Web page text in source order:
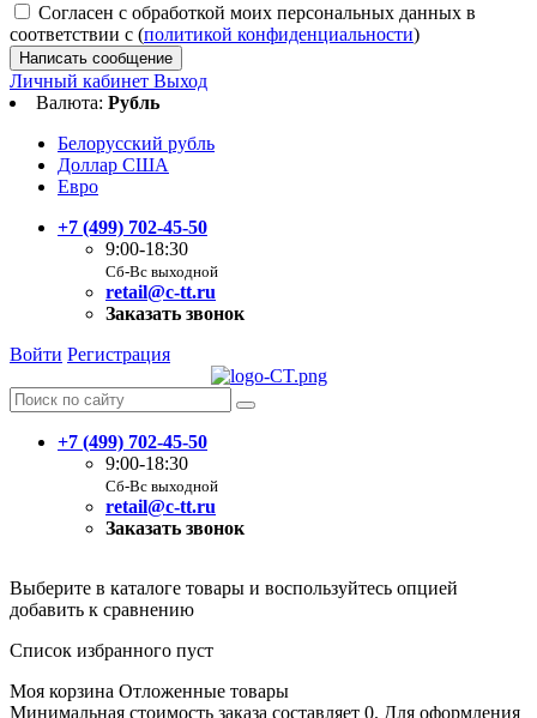
Согласен с обработкой моих персональных данных в
соответствии с (политикой конфиденциальности)
Написать сообщение
Личный кабинет Выход
Валюта: Рубль
Белорусский рубль
Доллар США
Евро
+7 (499) 702-45-50
9:00-18:30
Сб-Вс выходной
retail@c-tt.ru
Заказать звонок
Войти Регистрация
+7 (499) 702-45-50
9:00-18:30
Сб-Вс выходной
retail@c-tt.ru
Заказать звонок
Выберите в каталоге товары и воспользуйтесь опцией
добавить к сравнению
Список избранного пуст
Моя корзина Отложенные товары
Минимальная стоимость заказа составляет 0. Для оформления